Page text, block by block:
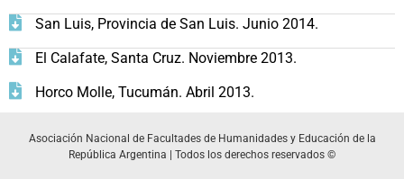
San Luis, Provincia de San Luis. Junio 2014.
El Calafate, Santa Cruz. Noviembre 2013.
Horco Molle, Tucumán. Abril 2013.
Asociación Nacional de Facultades de Humanidades y Educación de la
República Argentina | Todos los derechos reservados ©